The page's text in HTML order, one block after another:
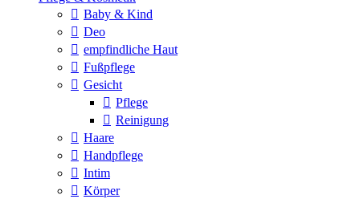
Baby & Kind
Deo
empfindliche Haut
Fußpflege
Gesicht
Pflege
Reinigung
Haare
Handpflege
Intim
Körper